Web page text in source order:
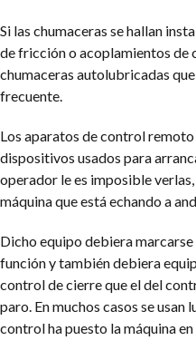
Si las chumaceras se hallan
de fricción o acoplamientos de
chumaceras autolubricadas
frecuente.
Los aparatos de control
dispositivos usados para
operador le es imposible
máquina que está echando a
Dicho equipo debiera
función y también debiera
control de cierre que el del
paro. En muchos casos se usan
control ha puesto la máquina